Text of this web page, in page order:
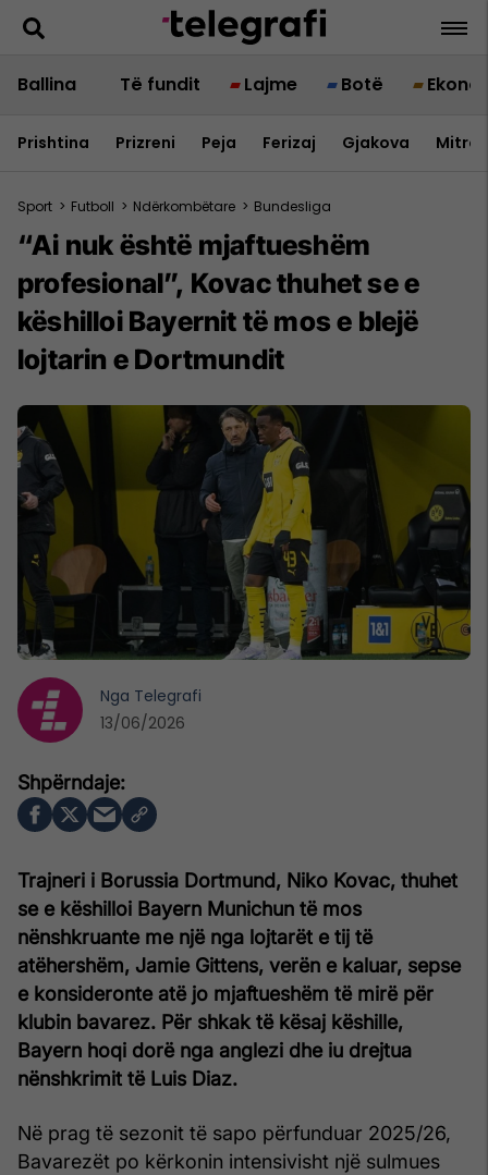
Ballina Të fundit Lajme Botë
Prishtina Prizreni Peja Ferizaj Gjakova
Sport > Futboll > Ndërkombëtare > Bundesliga
“Ai nuk është mjaftueshëm
profesional”, Kovac thuhet se e
këshilloi Bayernit të mos e blejë
lojtarin e Dortmundit
Trajneri i Borussia Dortmund, Niko Kovac, thuhet
se e këshilloi Bayern Munichun të mos
nënshkruante me një nga lojtarët e tij të
atëhershëm, Jamie Gittens, verën e kaluar, sepse
e konsideronte atë jo mjaftueshëm të mirë për
klubin bavarez. Për shkak të kësaj këshille,
Bayern hoqi dorë nga anglezi dhe iu drejtua
nënshkrimit të Luis Diaz.
Në prag të sezonit të sapo përfunduar 2025/26,
Bavarezët po kërkonin intensivisht një sulmues
Nga Telegrafi
13/06/2026